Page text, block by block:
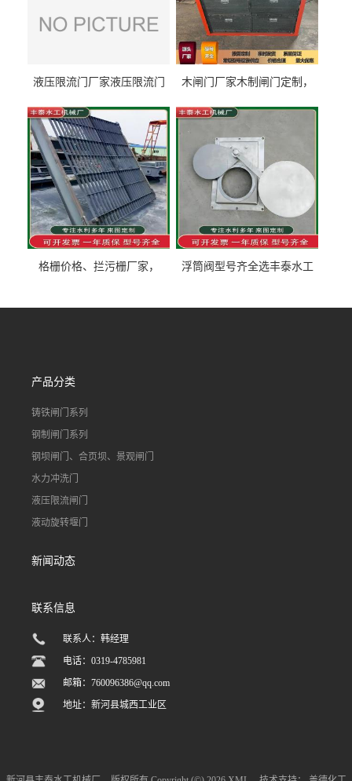
液压限流门厂家液压限流门
泰制造
木闸门厂家木制闸门定制，
型号齐全
格栅价格、拦污栅厂家，
浮筒阀型号齐全选丰泰水工
道水库电站污水处理钢制闸
产品分类
铸铁闸门系列
钢制闸门系列
钢坝闸门、合页坝、景观闸门
水力冲洗门
液压限流闸门
液动旋转堰门
新闻动态
联系信息
联系人：韩经理
电话：0319-4785981
邮箱：760096386@qq.com
地址：新河县城西工业区